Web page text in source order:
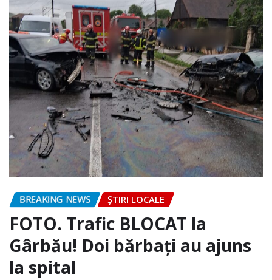
BREAKING NEWS ȘTIRI LOCALE
FOTO. Trafic BLOCAT la
Gârbău! Doi bărbați au ajuns
la spital